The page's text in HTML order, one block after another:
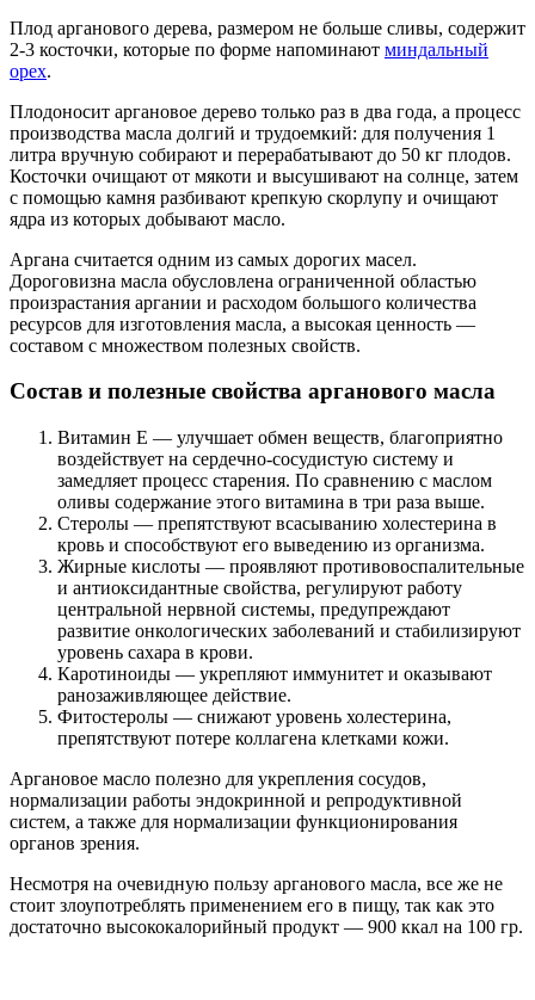
Плод арганового дерева, размером не больше сливы, содержит
2-3 косточки, которые по форме напоминают миндальный
орех.
Плодоносит аргановое дерево только раз в два года, а процесс
производства масла долгий и трудоемкий: для получения 1
литра вручную собирают и перерабатывают до 50 кг плодов.
Косточки очищают от мякоти и высушивают на солнце, затем
с помощью камня разбивают крепкую скорлупу и очищают
ядра из которых добывают масло.
Аргана считается одним из самых дорогих масел.
Дороговизна масла обусловлена ограниченной областью
произрастания аргании и расходом большого количества
ресурсов для изготовления масла, а высокая ценность —
составом с множеством полезных свойств.
Состав и полезные свойства арганового масла
Витамин Е — улучшает обмен веществ, благоприятно
воздействует на сердечно-сосудистую систему и
замедляет процесс старения. По сравнению с маслом
оливы содержание этого витамина в три раза выше.
Стеролы — препятствуют всасыванию холестерина в
кровь и способствуют его выведению из организма.
Жирные кислоты — проявляют противовоспалительные
и антиоксидантные свойства, регулируют работу
центральной нервной системы, предупреждают
развитие онкологических заболеваний и стабилизируют
уровень сахара в крови.
Каротиноиды — укрепляют иммунитет и оказывают
ранозаживляющее действие.
Фитостеролы — снижают уровень холестерина,
препятствуют потере коллагена клетками кожи.
Аргановое масло полезно для укрепления сосудов,
нормализации работы эндокринной и репродуктивной
систем, а также для нормализации функционирования
органов зрения.
Несмотря на очевидную пользу арганового масла, все же не
стоит злоупотреблять применением его в пищу, так как это
достаточно высококалорийный продукт — 900 ккал на 100 гр.